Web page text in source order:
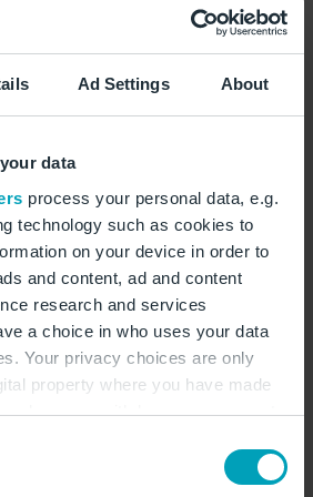
Ad Settings About
data
process your personal data, e.g.
technology such as cookies to
on your device in order to
and content, ad and content
research and services
a choice in who uses your data
Your privacy choices are only
property where you have made
change or withdraw your consent
de Santa Bárbara thront
auf Alicante und das
stock.adobe.com
Blanca und die
Alicante
der beliebten Küstenregion
Namen den ausgedehnten,
verdankt. Zwischen den langen